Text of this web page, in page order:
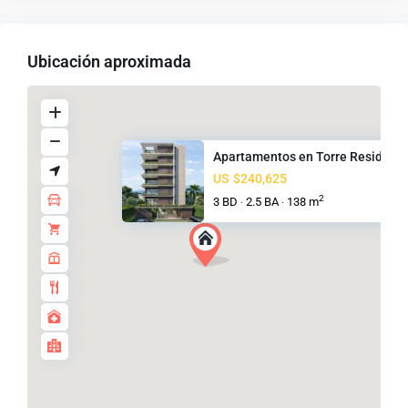
Ubicación aproximada
Apartamentos en Torre
US $240,625
3 BD · 2.5 BA · 138 m2